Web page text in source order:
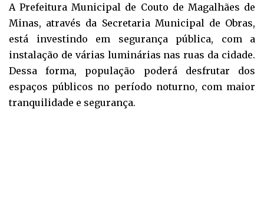
A Prefeitura Municipal de Couto de Magalhães de
Minas, através da Secretaria Municipal de Obras,
está investindo em segurança pública, com a
instalação de várias luminárias nas ruas da cidade.
Dessa forma, população poderá desfrutar dos
espaços públicos no período noturno, com maior
tranquilidade e segurança.